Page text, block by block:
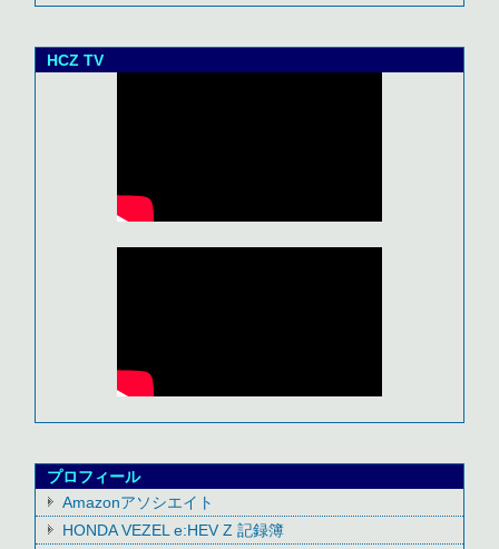
HCZ TV
プロフィール
Amazonアソシエイト
HONDA VEZEL e:HEV Z 記録簿